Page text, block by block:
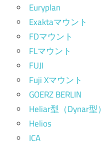
Euryplan
Exaktaマウント
FDマウント
FLマウント
FUJI
Fuji Xマウント
GOERZ BERLIN
Heliar型（Dynar型）
Helios
ICA